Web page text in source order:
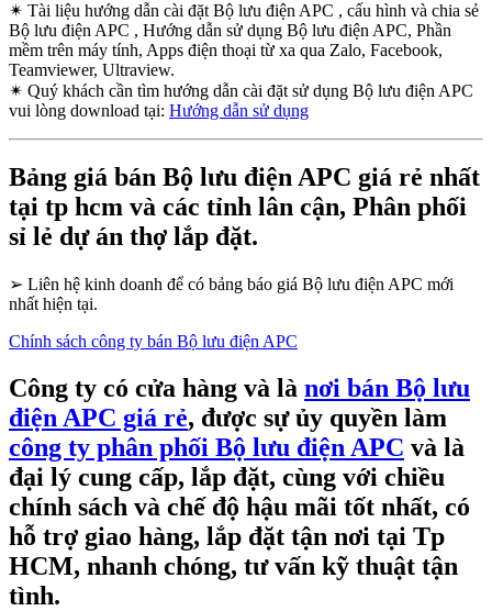
✴ Tài liệu hướng dẫn cài đặt Bộ lưu điện APC , cấu hình và chia sẻ
Bộ lưu điện APC , Hướng dẫn sử dụng Bộ lưu điện APC, Phần
mềm trên máy tính, Apps điện thoại từ xa qua Zalo, Facebook,
Teamviewer, Ultraview.
✴ Quý khách cần tìm hướng dẫn cài đặt sử dụng Bộ lưu điện APC
vui lòng download tại: Hướng dẫn sử dụng
Bảng giá bán Bộ lưu điện APC giá rẻ nhất
tại tp hcm và các tỉnh lân cận, Phân phối
sỉ lẻ dự án thợ lắp đặt.
➢ Liên hệ kinh doanh để có bảng báo giá Bộ lưu điện APC mới
nhất hiện tại.
Chính sách công ty bán Bộ lưu điện APC
Công ty có cửa hàng và là nơi bán Bộ lưu
điện APC giá rẻ, được sự ủy quyền làm
công ty phân phối Bộ lưu điện APC và là
đại lý cung cấp, lắp đặt, cùng với chiều
chính sách và chế độ hậu mãi tốt nhất, có
hỗ trợ giao hàng, lắp đặt tận nơi tại Tp
HCM, nhanh chóng, tư vấn kỹ thuật tận
tình.